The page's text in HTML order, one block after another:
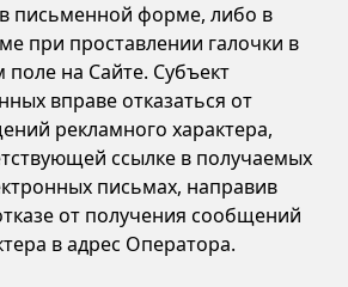
в письменной форме, либо в
при проставлении галочки в
на Сайте. Субъект
вправе отказаться от
рекламного характера,
ссылке в получаемых
письмах, направив
от получения сообщений
в адрес Оператора.